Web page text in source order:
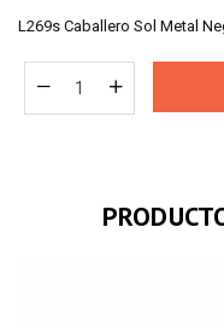
L269s Caballero Sol Metal